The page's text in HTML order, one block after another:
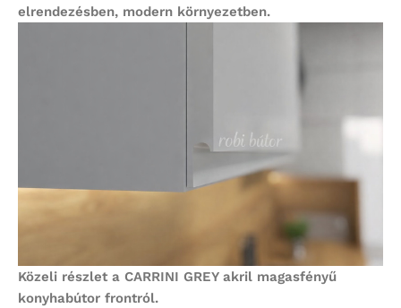
elrendezésben, modern környezetben.
Közeli részlet a CARRINI GREY akril magasfényű
konyhabútor frontról.